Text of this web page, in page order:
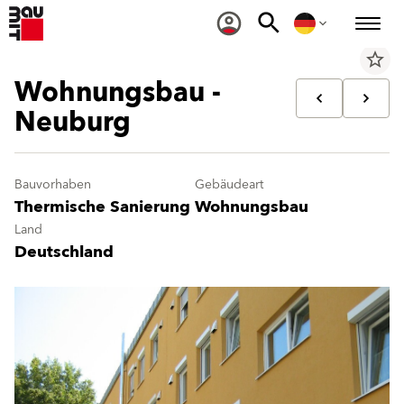
star_border
Wohnungsbau -
Neuburg
Bauvorhaben
Thermische Sanierung
Gebäudeart
Wohnungsbau
Land
Deutschland